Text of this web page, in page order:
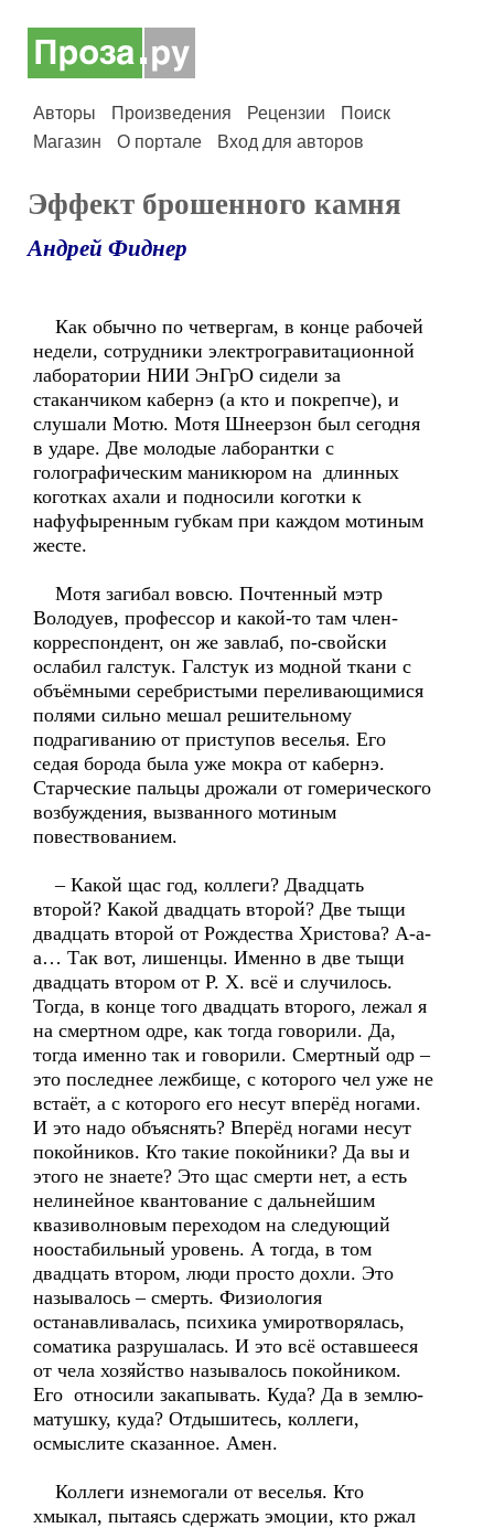
Авторы Произведения Рецензии
Поиск
Магазин
О портале Вход для авторов
Эффект брошенного камня
Андрей Фиднер
Как обычно по четвергам, в конце рабочей
недели, сотрудники электрогравитационной
лаборатории НИИ ЭнГрО сидели за
стаканчиком кабернэ (а кто и покрепче), и
слушали Мотю. Мотя Шнеерзон был сегодня
в ударе. Две молодые лаборантки с
голографическим маникюром на длинных
коготках ахали и подносили коготки к
нафуфыренным губкам при каждом мотиным
жесте.
Мотя загибал вовсю. Почтенный мэтр
Володуев, профессор и какой-то там член-
корреспондент, он же завлаб, по-свойски
ослабил галстук. Галстук из модной ткани с
объёмными серебристыми переливающимися
полями сильно мешал решительному
подрагиванию от приступов веселья. Его
седая борода была уже мокра от кабернэ.
Старческие пальцы дрожали от гомерического
возбуждения, вызванного мотиным
повествованием.
– Какой щас год, коллеги? Двадцать
второй? Какой двадцать второй? Две тыщи
двадцать второй от Рождества Христова? А-а-
а… Так вот, лишенцы. Именно в две тыщи
двадцать втором от Р. Х. всё и случилось.
Тогда, в конце того двадцать второго, лежал я
на смертном одре, как тогда говорили. Да,
тогда именно так и говорили. Смертный одр –
это последнее лежбище, с которого чел уже не
встаёт, а с которого его несут вперёд ногами.
И это надо объяснять? Вперёд ногами несут
покойников. Кто такие покойники? Да вы и
этого не знаете? Это щас смерти нет, а есть
нелинейное квантование с дальнейшим
квазиволновым переходом на следующий
ноостабильный уровень. А тогда, в том
двадцать втором, люди просто дохли. Это
называлось – смерть. Физиология
останавливалась, психика умиротворялась,
соматика разрушалась. И это всё оставшееся
от чела хозяйство называлось покойником.
Его относили закапывать. Куда? Да в землю-
матушку, куда? Отдышитесь, коллеги,
осмыслите сказанное. Амен.
Коллеги изнемогали от веселья. Кто
хмыкал, пытаясь сдержать эмоции, кто ржал